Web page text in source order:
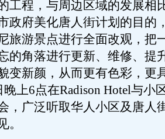
工程，与周边区域的发展相
政府美化唐人街计划的目的
旅游景点进行全面改观，把
的角落进行更新、维修、提
变新颜，从而更有色彩，更
晚上6点在Radison Hotel与小
，广泛听取华人小区及唐人
。